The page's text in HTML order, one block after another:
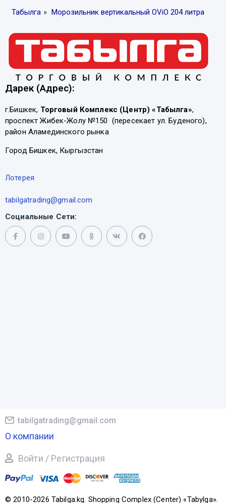
Табылга » Морозильник вертикальный OViO 204 литра
Дарек (Адрес):
г.Бишкек, Торговый Комплекс (Центр) «Табылга»,
проспект Жибек-Жолу №150 (пересекает ул. Буденого),
район Аламединского рынка
Город Бишкек, Кыргызстан
Лотерея
tabilgatrading@gmail.com
Социальные Сети:
© 2010-2026 Tabilga.kg. Shopping Complex (Center) «Tabylga».
tabilgatrading@gmail.com
О компании
Войти / Регистрация